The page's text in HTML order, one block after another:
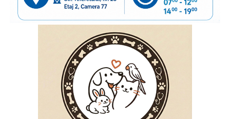
Executiv Salvați Copiii România.
lansează activitățile din cadrul ediției 2026 a proiectului
„Sună-i zilnic! Conexiune dincolo de granițe”, finanțat de
Departamentul pentru Românii de Pretutindeni și adresat
părinților români care muncesc în străinătate. Proiectul
face parte din campania națională multianuală cu același
nume, care reunește, sub același concept, o serie de
inițiative menite să sprijine copiii rămași în țară și familiile